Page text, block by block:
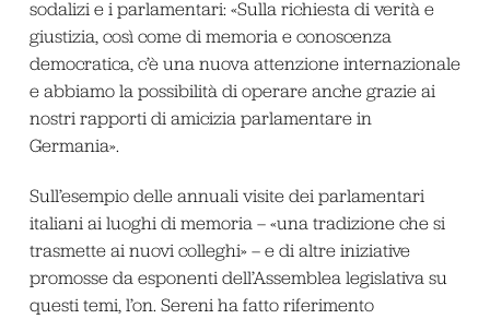
sodalizi e i parlamentari: «Sulla richiesta di verità e
giustizia, così come di memoria e conoscenza
democratica, c’è una nuova attenzione internazionale
e abbiamo la possibilità di operare anche grazie ai
nostri rapporti di amicizia parlamentare in
Germania».
Sull’esempio delle annuali visite dei parlamentari
italiani ai luoghi di memoria – «una tradizione che si
trasmette ai nuovi colleghi» – e di altre iniziative
promosse da esponenti dell’Assemblea legislativa su
questi temi, l’on. Sereni ha fatto riferimento